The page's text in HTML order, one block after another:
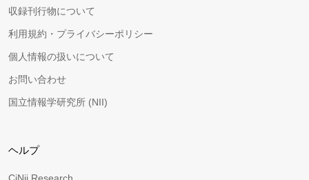
収録刊行物について
利用規約・プライバシーポリシー
個人情報の扱いについて
お問い合わせ
国立情報学研究所 (NII)
ヘルプ